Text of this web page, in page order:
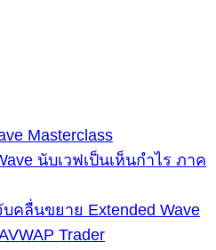
Masterclass
นับเวฟเป็นเห็นกำไร ภาค
คลื่นขยาย Extended Wave
Trader